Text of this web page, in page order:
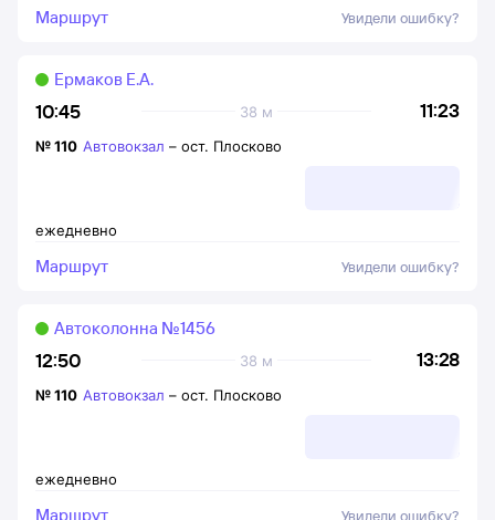
Маршрут Увидели ошибку?
10:45 11:23
38 м
Ермаков Е.А.
ежедневно
№110 Автовокзал – ост. Плосково
Маршрут Увидели ошибку?
12:50 13:28
38 м
Автоколонна №1456
ежедневно
№110 Автовокзал – ост. Плосково
Маршрут Увидели ошибку?